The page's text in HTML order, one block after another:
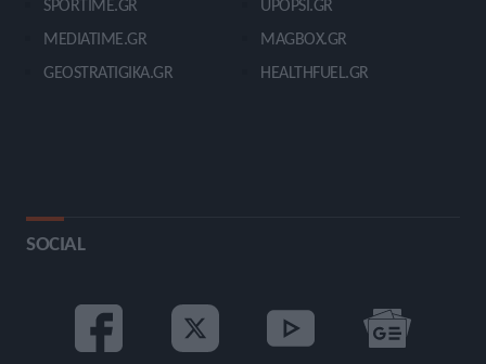
SPORTIME.GR
MEDIATIME.GR
GEOSTRATIGIKA.GR
UPOPSI.GR
MAGBOX.GR
HEALTHFUEL.GR
SOCIAL